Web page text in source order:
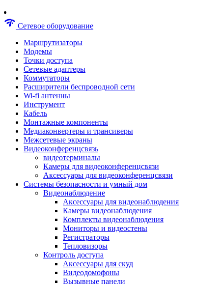
Пылесосы строительные
Степлеры строительные
Пистолеты клеевые
Наборы бит и сверел
Инструмент многофункциональный
Круги, диски, фрезы
Аксессуары для электро и
пневмоинструмента
Аккумуляторы для инструмента
Зарядные устройства для аккумуляторов
Миксеры строительные
Молотки отбойные
Паяльное оборудование
Садовая техника
Минимойки
Аксессуары для минимоек
Газонокосилки и триммеры
Газонокосилки
Культиваторы и мотоблоки
Аэраторы и скарификаторы
Мотоблоки
network_check Сетевое оборудование
Маршрутизаторы
Модемы
Точки доступа
Сетевые адаптеры
Коммутаторы
Расширители беспроводной сети
Wi-fi антенны
Инструмент
Кабель
Монтажные компоненты
Медиаконвертеры и трансиверы
Межсетевые экраны
Видеоконференцсвязь
видеотерминалы
Камеры для видеоконференцсвязи
Аксессуары для видеоконференцсвязи
Системы безопасности и умный дом
Видеонаблюдение
Аксессуары для видеонаблюдения
Камеры видеонаблюдения
Комплекты видеонаблюдения
Мониторы и видеостены
Регистраторы
Тепловизоры
Контроль доступа
Аксессуары для скуд
Видеодомофоны
Вызывные панели